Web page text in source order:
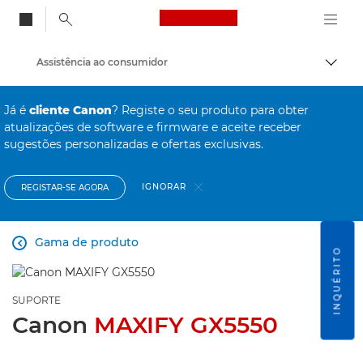
Canon Logo, back
Assistência ao consumidor
Já é cliente Canon? Registe o seu produto para obter
atualizações de software e firmware e aceite receber
sugestões personalizadas e ofertas exclusivas.
REGISTAR-SE AGORA IGNORAR
Gama de produto

SUPORTE
Canon MAXIFY GX5550
INQUÉRITO